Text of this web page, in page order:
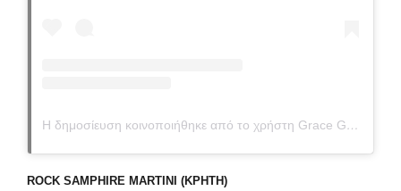
Η δημοσίευση κοινοποιήθηκε από το χρήστη Grace Gin (@gin.grace)
ROCK SAMPHIRE MARTINI (ΚΡΗΤΗ)